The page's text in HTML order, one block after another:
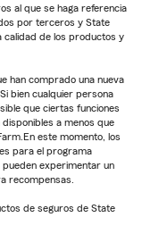
al que se haga referencia
por terceros y State
calidad de los productos y
han comprado una nueva
bien cualquier persona
que ciertas funciones
a menos que
este momento, los
para el programa
pueden experimentar un
recompensas.
de seguros de State